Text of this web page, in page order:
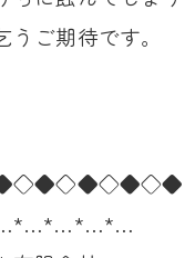
ご期待です。